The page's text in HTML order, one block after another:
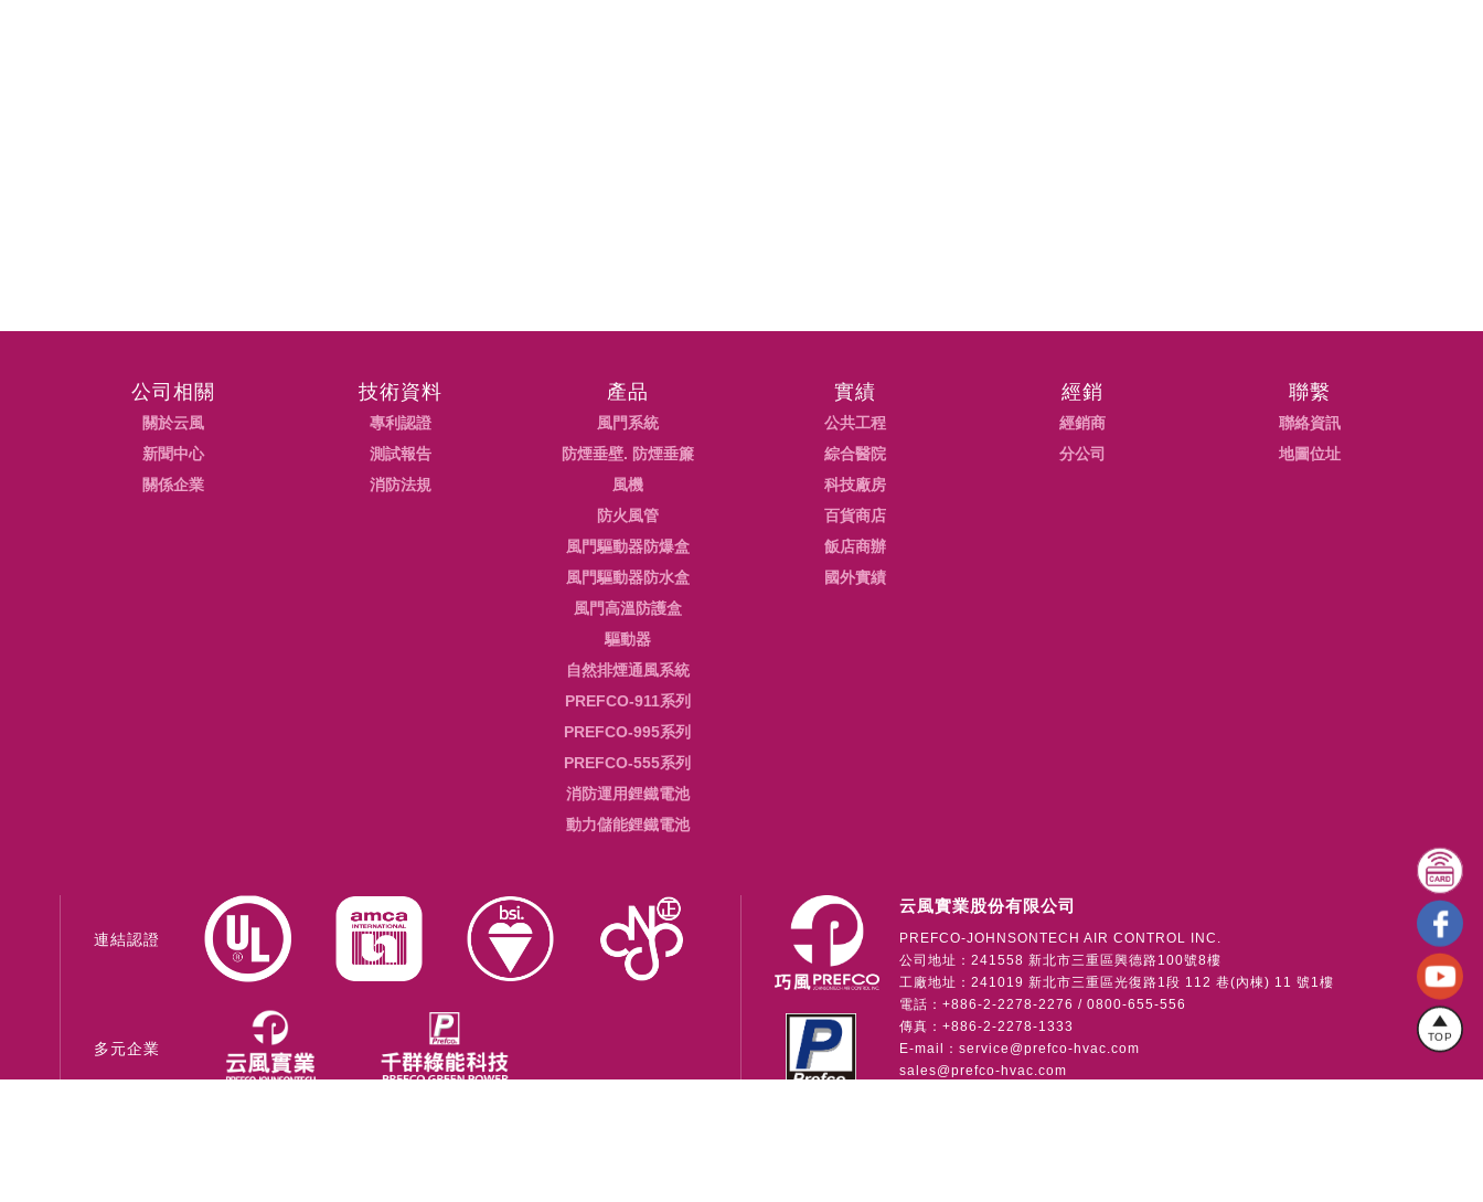
TOP
公司相關
關於云風
新聞中心
關係企業
技術資料
專利認證
測試報告
消防法規
產品
風門系統
防煙垂壁. 防煙垂簾
風機
防火風管
風門驅動器防爆盒
風門驅動器防水盒
風門高溫防護盒
驅動器
自然排煙通風系統
PREFCO-911系列
PREFCO-995系列
PREFCO-555系列
消防運用鋰鐵電池
動力儲能鋰鐵電池
實績
公共工程
綜合醫院
科技廠房
百貨商店
飯店商辦
國外實績
經銷
經銷商
分公司
聯繫
聯絡資訊
地圖位址
連結認證
多元企業
云風實業股份有限公司
PREFCO-JOHNSONTECH AIR CONTROL INC.
公司地址：241558 新北市三重區興德路100號8樓
工廠地址：241019 新北市三重區光復路1段 112 巷(內棟) 11 號1樓
電話：+886-2-2278-2276 / 0800-655-556
傳真：+886-2-2278-1333
E-mail： service@prefco-hvac.com
sales@prefco-hvac.com